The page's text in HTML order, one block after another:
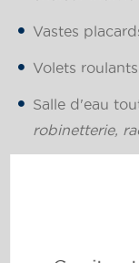
Vastes
Volets
Salle d'eau
robinetterie,
Large